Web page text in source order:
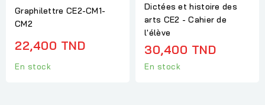
Graphilettre CE2-CM1-
CM2
22,400 TND
En stock
Dictées et histoire des
arts CE2 - Cahier de
l'élève
30,400 TND
En stock